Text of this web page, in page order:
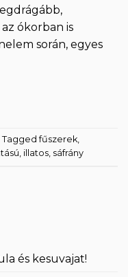
ókorban is
során, egyes
Taggedfűszerek,
, illatos, sáfrány
és kesuvajat!